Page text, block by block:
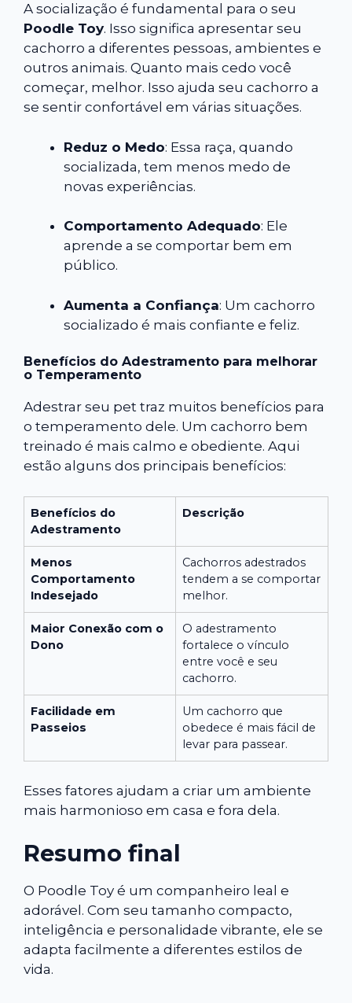
A socialização é fundamental para o seu
Poodle Toy. Isso significa apresentar seu
cachorro a diferentes pessoas, ambientes e
outros animais. Quanto mais cedo você
começar, melhor. Isso ajuda seu cachorro a
se sentir confortável em várias situações.
Reduz o Medo: Essa raça, quando
socializada, tem menos medo de
novas experiências.
Comportamento Adequado: Ele
aprende a se comportar bem em
público.
Aumenta a Confiança: Um cachorro
socializado é mais confiante e feliz.
Benefícios do Adestramento para melhorar
o Temperamento
Adestrar seu pet traz muitos benefícios para
o temperamento dele. Um cachorro bem
treinado é mais calmo e obediente. Aqui
estão alguns dos principais benefícios:
Benefícios do
Adestramento
Descrição
Menos
Comportamento
Indesejado
Cachorros adestrados
tendem a se comportar
melhor.
Maior Conexão com o
Dono
O adestramento
fortalece o vínculo
entre você e seu
cachorro.
Facilidade em
Passeios
Um cachorro que
obedece é mais fácil de
levar para passear.
Esses fatores ajudam a criar um ambiente
mais harmonioso em casa e fora dela.
Resumo final
O Poodle Toy é um companheiro leal e
adorável. Com seu tamanho compacto,
inteligência e personalidade vibrante, ele se
adapta facilmente a diferentes estilos de
vida.